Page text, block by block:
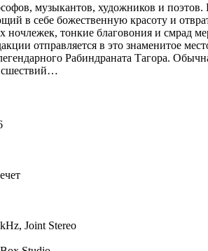
музыкантов, художников и поэтов.
в себе божественную красоту и
ночлежек, тонкие благовония и смрад
отправляется в это знаменитое
Рабиндраната Тагора.
Joint Stereo